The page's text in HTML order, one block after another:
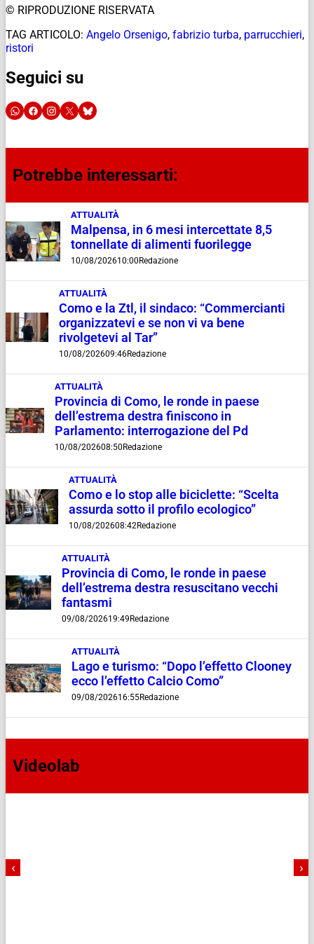
© RIPRODUZIONE RISERVATA
TAG ARTICOLO: Angelo Orsenigo, fabrizio turba, parrucchieri,
ristori
Seguici su
Potrebbe interessarti:
ATTUALITÀ
Malpensa, in 6 mesi intercettate 8,5
tonnellate di alimenti fuorilegge
10/08/202610:00 Redazione
ATTUALITÀ
Como e la Ztl, il sindaco: “Commercianti
organizzatevi e se non vi va bene
rivolgetevi al Tar”
10/08/202609:46Redazione
ATTUALITÀ
Provincia di Como, le ronde in paese
dell’estrema destra finiscono in
Parlamento: interrogazione del Pd
10/08/202608:50 Redazione
ATTUALITÀ
Como e lo stop alle biciclette: “Scelta
assurda sotto il profilo ecologico”
10/08/202608:42Redazione
ATTUALITÀ
Provincia di Como, le ronde in paese
dell’estrema destra resuscitano vecchi
fantasmi
09/08/202619:49 Redazione
ATTUALITÀ
Lago e turismo: “Dopo l’effetto Clooney
ecco l’effetto Calcio Como”
09/08/202616:55Redazione
Videolab
‹ ›